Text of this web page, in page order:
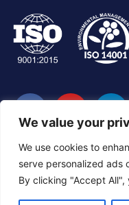
We value your
We use cookies to
serve personalized ads
By clicking "Accept